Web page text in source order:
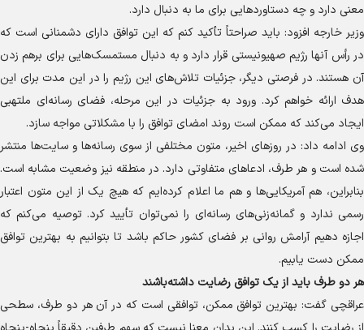
معنی دارد و چه دستاورد‌هایی برای ما به دنبال دارد.
وزیر خارجه افزود: باید صراحتاً تأکید کنم که این توافق دارای دشمنانی است که
در رأس آنها رژیم صهیونیستی قرار دارد و به دنبال مستمسک‌هایی برای برهم زدن
آن هستند. در فرصتی دیگر، جزئیات تلاش‌های این رژیم را در این مدت برای این
هدف ارائه خواهم کرد. ورود به جزئیات در این مرحله، فضای رسانه‌ای ملتهبی
ایجاد می‌کند که ممکن است روند امضای توافق را با مشکلاتی مواجه سازد.
وی ادامه داد: در روز‌های اخیر، متون مختلفی از سوی رسانه‌ها و سایت‌ها منتشر
شده است و هر طرف، ادعا‌های متفاوتی دارد. در منطقه نیز وضعیت مشابه است.
بنابراین، هم آمریکایی‌ها و هم ما اعلام کرده‌ایم که هیچ یک از این متون اعتبار
رسمی ندارد و گمانه‌زنی‌های رسانه‌ای را نمی‌توان تأیید کرد. توصیه می‌کنم که
اجازه دهیم آرامش روانی بر فضای کشور حاکم باشد تا بتوانیم به بهترین توافق
ممکن دست یابیم.
هر دو طرف باید از یک توافق رضایت داشته‌باشند
عراقچی گفت: بهترین توافق ممکن، توافقی است که در آن هر دو طرف، سطحی